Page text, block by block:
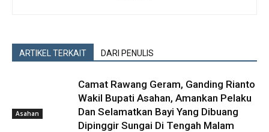
ARTIKEL TERKAIT DARI PENULIS
Asahan
Camat Rawang Geram, Ganding Rianto
Wakil Bupati Asahan, Amankan Pelaku
Dan Selamatkan Bayi Yang Dibuang
Dipinggir Sungai Di Tengah Malam